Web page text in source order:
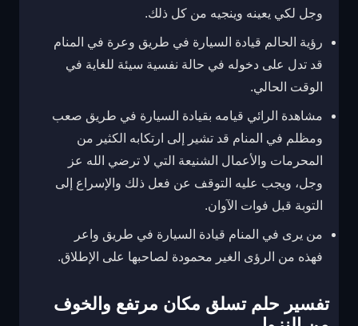
وجل لكي يعينه وينجيه من كل ذلك.
رؤية الحالم قيادة السيارة في طريق وعرة في المنام
قد تدل على دخوله في حالة نفسية سيئة للغاية في
الوقت الحالي.
مشاهدة الرائي قيامه بقيادة السيارة في طريق صعب
ومظلم في المنام قد تشير إلى ارتكابه الكثير من
المحرمات والأعمال الشنيعة التي لا ترضي الله عز
وجل، ويجب عليه التوقف عن فعل ذلك والإسراع إلى
التوبة قبل فوات الآوان.
من يرى في المنام قيادة السيارة في طريق واعر
فهذه من الرؤى الغير محمودة لصاحبها على الإطلاق.
تفسير حلم تسلق مكان مرتفع والخوف